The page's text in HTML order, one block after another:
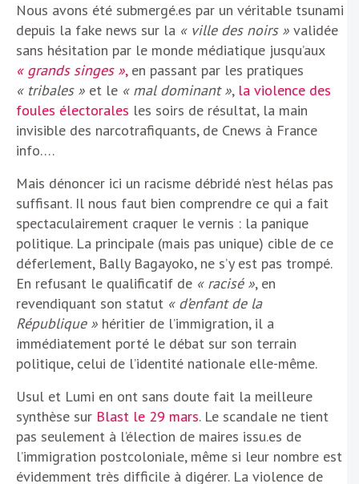
Nous avons été submergé.es par un véritable tsunami
depuis la fake news sur la « ville des noirs » validée
sans hésitation par le monde médiatique jusqu’aux
« grands singes »,en passant par les pratiques
« tribales » et le « mal dominant », la violence des
foules électorales les soirs de résultat, la main
invisible des narcotrafiquants, de Cnews à France
info….
Mais dénoncer ici un racisme débridé n’est hélas pas
suffisant. Il nous faut bien comprendre ce qui a fait
spectaculairement craquer le vernis : la panique
politique. La principale (mais pas unique) cible de ce
déferlement, Bally Bagayoko, ne s’y est pas trompé.
En refusant le qualificatif de « racisé », en
revendiquant son statut « d’enfant de la
République » héritier de l’immigration, il a
immédiatement porté le débat sur son terrain
politique, celui de l’identité nationale elle-même.
Usul et Lumi en ont sans doute fait la meilleure
synthèse sur Blast le 29 mars. Le scandale ne tient
pas seulement à l’élection de maires issu.es de
l’immigration postcoloniale, même si leur nombre est
évidemment très difficile à digérer. La violence de